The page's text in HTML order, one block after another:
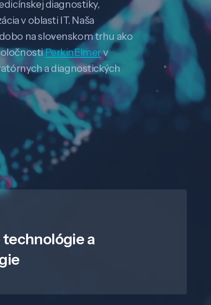
diagnostiky,
v oblasti IT. Naša
na slovenskom trhu ako
PerkinElmerv
a diagnostických
a